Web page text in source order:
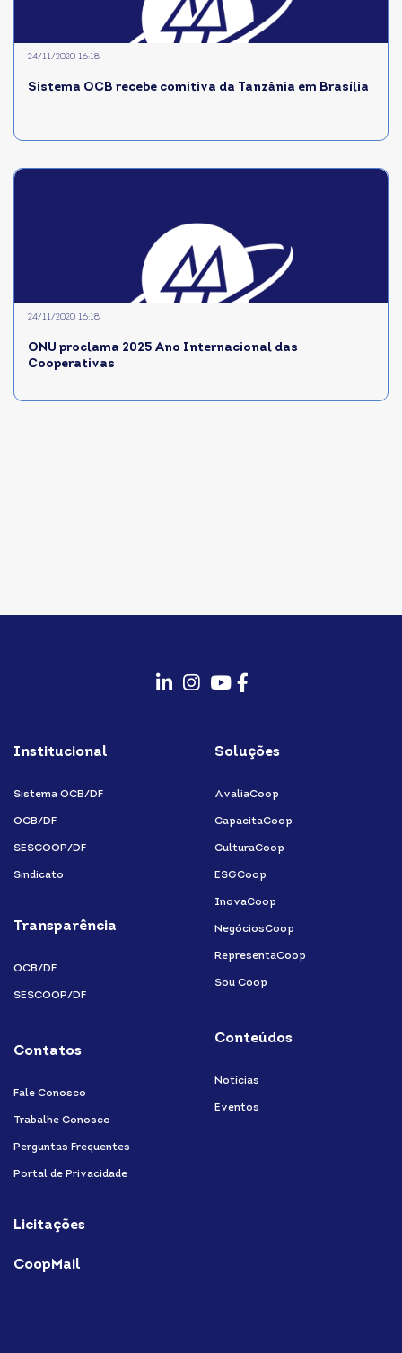
Sistema OCB recebe comitiva da Tanzânia em Brasília
24/11/2020 16:18
ONU proclama 2025 Ano Internacional das
Cooperativas
24/11/2020 16:18
instagram
youtubefacebook-
f
Institucional
Sistema OCB/DF
OCB/DF
SESCOOP/DF
Sindicato
Transparência
OCB/DF
SESCOOP/DF
Contatos
Fale Conosco
Trabalhe Conosco
Perguntas Frequentes
Portal de Privacidade
Licitações
CoopMail
Soluções
AvaliaCoop
CapacitaCoop
CulturaCoop
ESGCoop
InovaCoop
NegóciosCoop
RepresentaCoop
Sou Coop
Conteúdos
Notícias
Eventos